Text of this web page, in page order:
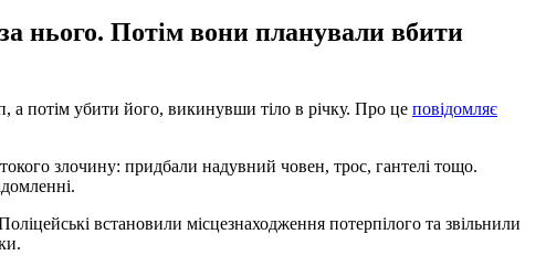
нього. Потім вони планували вбити
а потім убити його, викинувши тіло в річку. Про це повідомляє
злочину: придбали надувний човен, трос, гантелі тощо.
встановили місцезнаходження потерпілого та звільнили